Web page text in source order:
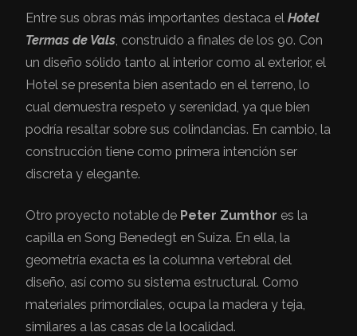
Entre sus obras más importantes destaca el Hotel
Termas de Vals, construido a finales de los 90. Con
un diseño sólido tanto al interior como al exterior, el
Hotel se presenta bien asentado en el terreno, lo
cual demuestra respeto y serenidad, ya que bien
podría resaltar sobre sus colindancias. En cambio, la
construcción tiene como primera intención ser
discreta y elegante.
Otro proyecto notable de Peter Zumthor es la
capilla en Song Benedegt en Suiza. En ella, la
geometría exacta es la columna vertebral del
diseño, así como su sistema estructural. Como
materiales primordiales, ocupa la madera y teja,
similares a las casas de la localidad.